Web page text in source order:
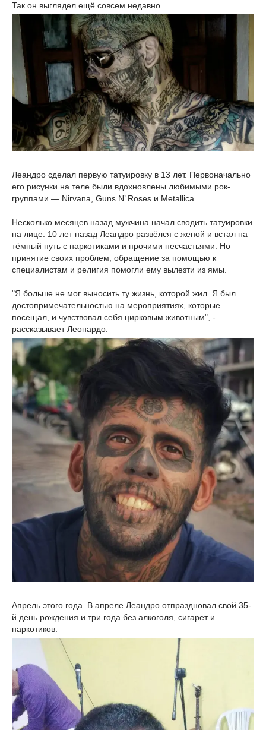
Так он выглядел ещё совсем недавно.
Леандро сделал первую татуировку в 13 лет. Первоначально
его рисунки на теле были вдохновлены любимыми рок-
группами — Nirvana, Guns N’ Roses и Metallica.
Несколько месяцев назад мужчина начал сводить татуировки
на лице. 10 лет назад Леандро развёлся с женой и встал на
тёмный путь с наркотиками и прочими несчастьями. Но
принятие своих проблем, обращение за помощью к
специалистам и религия помогли ему вылезти из ямы.
"Я больше не мог выносить ту жизнь, которой жил. Я был
достопримечательностью на мероприятиях, которые
посещал, и чувствовал себя цирковым животным", -
рассказывает Леонардо.
Апрель этого года. В апреле Леандро отпраздновал свой 35-
й день рождения и три года без алкоголя, сигарет и
наркотиков.